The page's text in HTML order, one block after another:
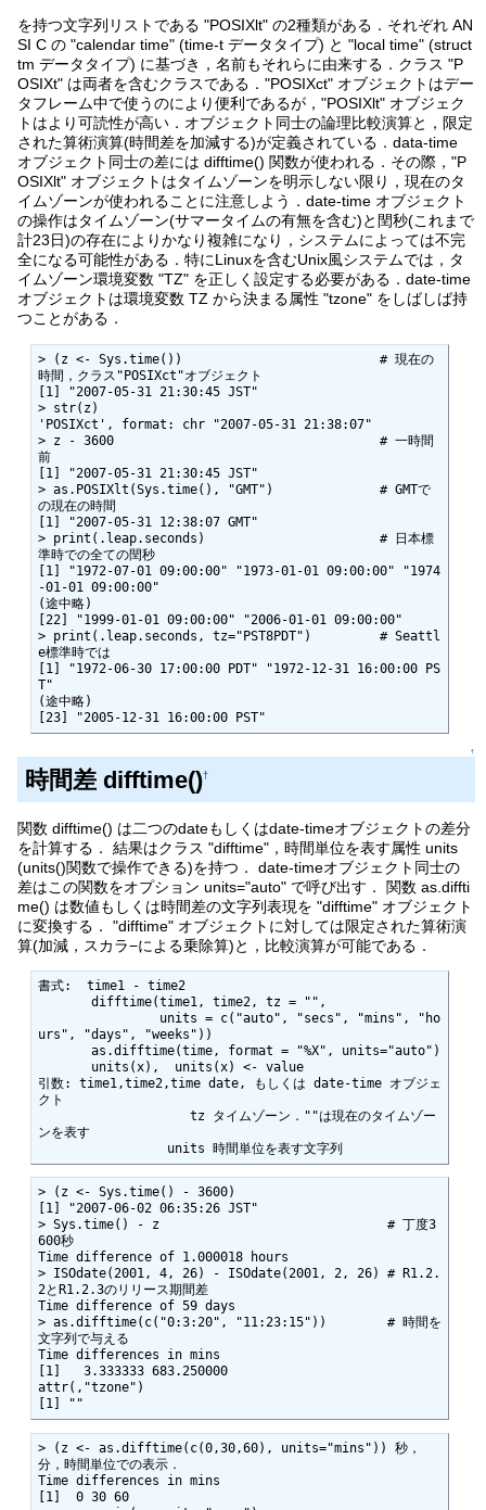
を持つ文字列リストである "POSIXlt" の2種類がある．それぞれ AN
SI C の "calendar time" (time-t データタイプ) と "local time" (struct
tm データタイプ) に基づき，名前もそれらに由来する．クラス "P
OSIXt" は両者を含むクラスである．"POSIXct" オブジェクトはデー
タフレーム中で使うのにより便利であるが，"POSIXlt" オブジェク
トはより可読性が高い．オブジェクト同士の論理比較演算と，限定
された算術演算(時間差を加減する)が定義されている．data-time
オブジェクト同士の差には difftime() 関数が使われる．その際，"P
OSIXlt" オブジェクトはタイムゾーンを明示しない限り，現在のタ
イムゾーンが使われることに注意しよう．date-time オブジェクト
の操作はタイムゾーン(サマータイムの有無を含む)と閏秒(これまで
計23日)の存在によりかなり複雑になり，システムによっては不完
全になる可能性がある．特にLinuxを含むUnix風システムでは，タ
イムゾーン環境変数 "TZ" を正しく設定する必要がある．date-time
オブジェクトは環境変数 TZ から決まる属性 "tzone" をしばしば持
つことがある．
> (z <- Sys.time())                          # 現在の
時間，クラス"POSIXct"オブジェクト
[1] "2007-05-31 21:30:45 JST"
> str(z)
'POSIXct', format: chr "2007-05-31 21:38:07"
> z - 3600                                   # 一時間
前
[1] "2007-05-31 21:30:45 JST"
> as.POSIXlt(Sys.time(), "GMT")              # GMTで
の現在の時間
[1] "2007-05-31 12:38:07 GMT"
> print(.leap.seconds)                       # 日本標
準時での全ての閏秒
[1] "1972-07-01 09:00:00" "1973-01-01 09:00:00" "1974
-01-01 09:00:00"
(途中略)
[22] "1999-01-01 09:00:00" "2006-01-01 09:00:00"
> print(.leap.seconds, tz="PST8PDT")         # Seattl
e標準時では
[1] "1972-06-30 17:00:00 PDT" "1972-12-31 16:00:00 PS
T"
(途中略)
[23] "2005-12-31 16:00:00 PST"
↑
時間差 difftime()†
関数 difftime() は二つのdateもしくはdate-timeオブジェクトの差分
を計算する． 結果はクラス "difftime"，時間単位を表す属性 units
(units()関数で操作できる)を持つ． date-timeオブジェクト同士の
差はこの関数をオプション units="auto" で呼び出す． 関数 as.diffti
me() は数値もしくは時間差の文字列表現を "difftime" オブジェクト
に変換する． "difftime" オブジェクトに対しては限定された算術演
算(加減，スカラ−による乗除算)と，比較演算が可能である．
書式:  time1 - time2
urs", "days", "weeks"))
引数: time1,time2,time date, もしくは date-time オブジェ
クト
ンを表す
                 units 時間単位を表す文字列
> (z <- Sys.time() - 3600)
[1] "2007-06-02 06:35:26 JST"
> Sys.time() - z                              # 丁度3
600秒
Time difference of 1.000018 hours
> ISOdate(2001, 4, 26) - ISOdate(2001, 2, 26) # R1.2.
2とR1.2.3のリリース期間差
Time difference of 59 days
> as.difftime(c("0:3:20", "11:23:15"))        # 時間を
文字列で与える
Time differences in mins
[1]   3.333333 683.250000
attr(,"tzone")
[1] ""
> (z <- as.difftime(c(0,30,60), units="mins")) 秒，
分，時間単位での表示．
Time differences in mins
[1]  0 30 60